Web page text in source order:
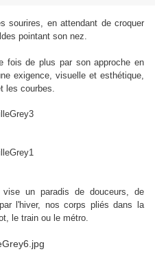
sourires, en attendant de croquer
pointant son nez.
fois de plus par son approche en
exigence, visuelle et esthétique,
les courbes.
un paradis de douceurs, de
l'hiver, nos corps pliés dans la
le train ou le métro.